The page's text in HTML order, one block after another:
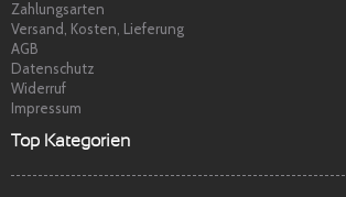
Zahlungsarten
Versand, Kosten, Lieferung
AGB
Datenschutz
Widerruf
Impressum
Top Kategorien